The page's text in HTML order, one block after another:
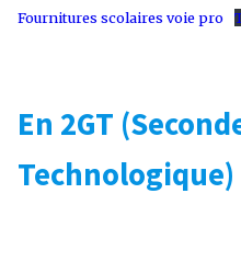
Fournitures scolaires voie pro
En 2GT
Technologique)